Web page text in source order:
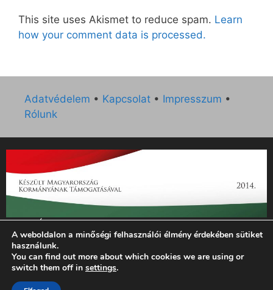
This site uses Akismet to reduce spam. Learn
how your comment data is processed.
Adatvédelem • Kapcsolat • Impresszum •
Rólunk
„Az Új Ember katolikus hetilap 2014. évi működésének
támogatását az EGYH-KCP-14-P-0121 sz. támogatási
szerződés keretében 3 000 000 Ft összegben támogatta az
Emberi Erőforrások Minisztériuma.”
A weboldalon a minőségi felhasználói élmény érdekében sütiket
használunk.
You can find out more about which cookies we are using or
switch them off in settings.